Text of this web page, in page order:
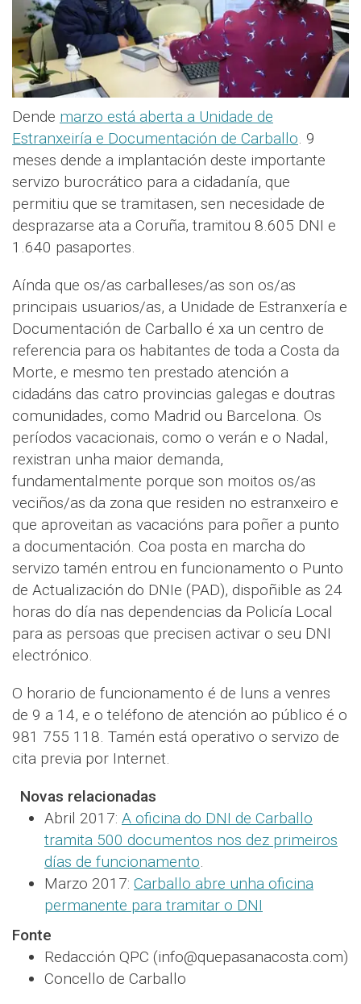
Dende marzo está aberta a Unidade de
Estranxeiría e Documentación de Carballo. 9
meses dende a implantación deste importante
servizo burocrático para a cidadanía, que
permitiu que se tramitasen, sen necesidade de
desprazarse ata a Coruña, tramitou 8.605 DNI e
1.640 pasaportes.
Aínda que os/as carballeses/as son os/as
principais usuarios/as, a Unidade de Estranxería e
Documentación de Carballo é xa un centro de
referencia para os habitantes de toda a Costa da
Morte, e mesmo ten prestado atención a
cidadáns das catro provincias galegas e doutras
comunidades, como Madrid ou Barcelona. Os
períodos vacacionais, como o verán e o Nadal,
rexistran unha maior demanda,
fundamentalmente porque son moitos os/as
veciños/as da zona que residen no estranxeiro e
que aproveitan as vacacións para poñer a punto
a documentación. Coa posta en marcha do
servizo tamén entrou en funcionamento o Punto
de Actualización do DNIe (PAD), dispoñible as 24
horas do día nas dependencias da Policía Local
para as persoas que precisen activar o seu DNI
electrónico.
O horario de funcionamento é de luns a venres
de 9 a 14, e o teléfono de atención ao público é o
981 755 118. Tamén está operativo o servizo de
cita previa por Internet.
Novas relacionadas
Abril 2017: A oficina do DNI de Carballo
tramita 500 documentos nos dez primeiros
días de funcionamento.
Marzo 2017: Carballo abre unha oficina
permanente para tramitar o DNI
Fonte
Redacción QPC (info@quepasanacosta.com)
Concello de Carballo